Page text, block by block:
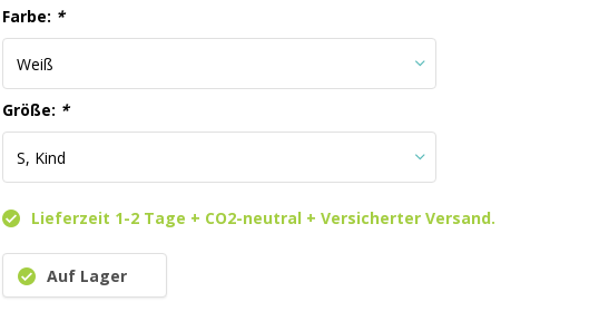
Farbe: *
Größe: *
Lieferzeit 1-2 Tage + CO2-neutral + Versicherter Versand.
Auf Lager